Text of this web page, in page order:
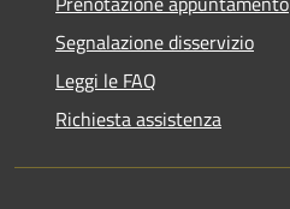
Segnalazione disservizio
Leggi le FAQ
Richiesta assistenza